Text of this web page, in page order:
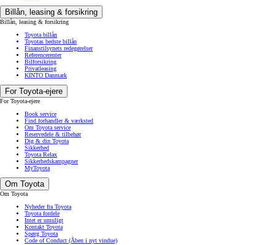
Billån, leasing & forsikring
Billån, leasing & forsikring
Toyota billån
Toyotas bedste billån
Finanstilsynets redegørelser
Referencerenter
Bilforsikring
Privatleasing
KINTO Danmark
For Toyota-ejere
For Toyota-ejere
Book service
Find forhandler & værksted
Om Toyota service
Reservedele & tilbehør
Dig & din Toyota
Sikkerhed
Toyota Relax
Sikkerhedskampagner
MyToyota
Om Toyota
Om Toyota
Nyheder fra Toyota
Toyota fordele
Intet er umuligt
Kontakt Toyota
Spørg Toyota
Code of Conduct (Åben i nyt vindue)